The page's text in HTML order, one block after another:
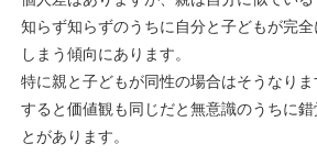
知らず知らずのうちに自分と子どもが完
しまう傾向にあります。
特に親と子どもが同性の場合はそうなりま
すると価値観も同じだと無意識のうちに
とがあります。